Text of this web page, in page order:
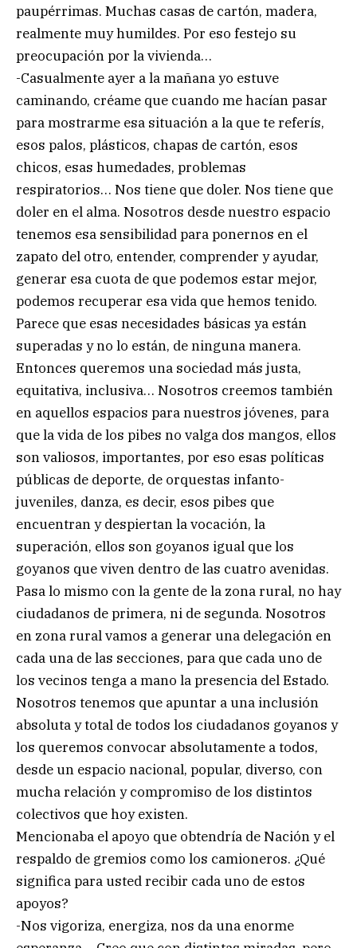
paupérrimas. Muchas casas de cartón, madera,
realmente muy humildes. Por eso festejo su
preocupación por la vivienda…
-Casualmente ayer a la mañana yo estuve
caminando, créame que cuando me hacían pasar
para mostrarme esa situación a la que te referís,
esos palos, plásticos, chapas de cartón, esos
chicos, esas humedades, problemas
respiratorios… Nos tiene que doler. Nos tiene que
doler en el alma. Nosotros desde nuestro espacio
tenemos esa sensibilidad para ponernos en el
zapato del otro, entender, comprender y ayudar,
generar esa cuota de que podemos estar mejor,
podemos recuperar esa vida que hemos tenido.
Parece que esas necesidades básicas ya están
superadas y no lo están, de ninguna manera.
Entonces queremos una sociedad más justa,
equitativa, inclusiva… Nosotros creemos también
en aquellos espacios para nuestros jóvenes, para
que la vida de los pibes no valga dos mangos, ellos
son valiosos, importantes, por eso esas políticas
públicas de deporte, de orquestas infanto-
juveniles, danza, es decir, esos pibes que
encuentran y despiertan la vocación, la
superación, ellos son goyanos igual que los
goyanos que viven dentro de las cuatro avenidas.
Pasa lo mismo con la gente de la zona rural, no hay
ciudadanos de primera, ni de segunda. Nosotros
en zona rural vamos a generar una delegación en
cada una de las secciones, para que cada uno de
los vecinos tenga a mano la presencia del Estado.
Nosotros tenemos que apuntar a una inclusión
absoluta y total de todos los ciudadanos goyanos y
los queremos convocar absolutamente a todos,
desde un espacio nacional, popular, diverso, con
mucha relación y compromiso de los distintos
colectivos que hoy existen.
Mencionaba el apoyo que obtendría de Nación y el
respaldo de gremios como los camioneros. ¿Qué
significa para usted recibir cada uno de estos
apoyos?
-Nos vigoriza, energiza, nos da una enorme